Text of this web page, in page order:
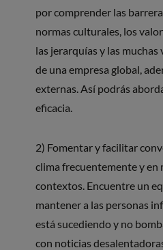
por comprender las
normas culturales, los
las jerarquías y las
de una empresa global,
externas. Así podrás
eficacia.
2) Fomentar y facilitar
clima frecuentemente y en
contextos. Encuentre un
mantener a las personas
está sucediendo y no
con noticias